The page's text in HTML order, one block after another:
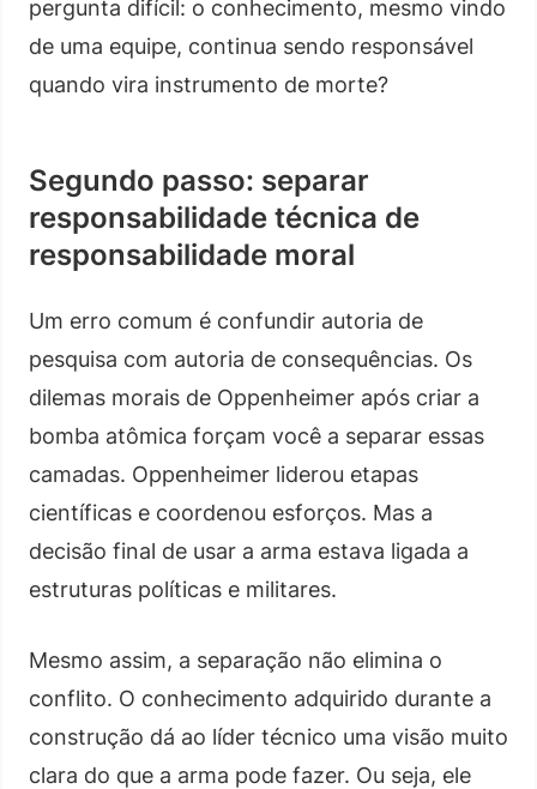
pergunta difícil: o conhecimento, mesmo vindo
de uma equipe, continua sendo responsável
quando vira instrumento de morte?
Segundo passo: separar
responsabilidade técnica de
responsabilidade moral
Um erro comum é confundir autoria de
pesquisa com autoria de consequências. Os
dilemas morais de Oppenheimer após criar a
bomba atômica forçam você a separar essas
camadas. Oppenheimer liderou etapas
científicas e coordenou esforços. Mas a
decisão final de usar a arma estava ligada a
estruturas políticas e militares.
Mesmo assim, a separação não elimina o
conflito. O conhecimento adquirido durante a
construção dá ao líder técnico uma visão muito
clara do que a arma pode fazer. Ou seja, ele